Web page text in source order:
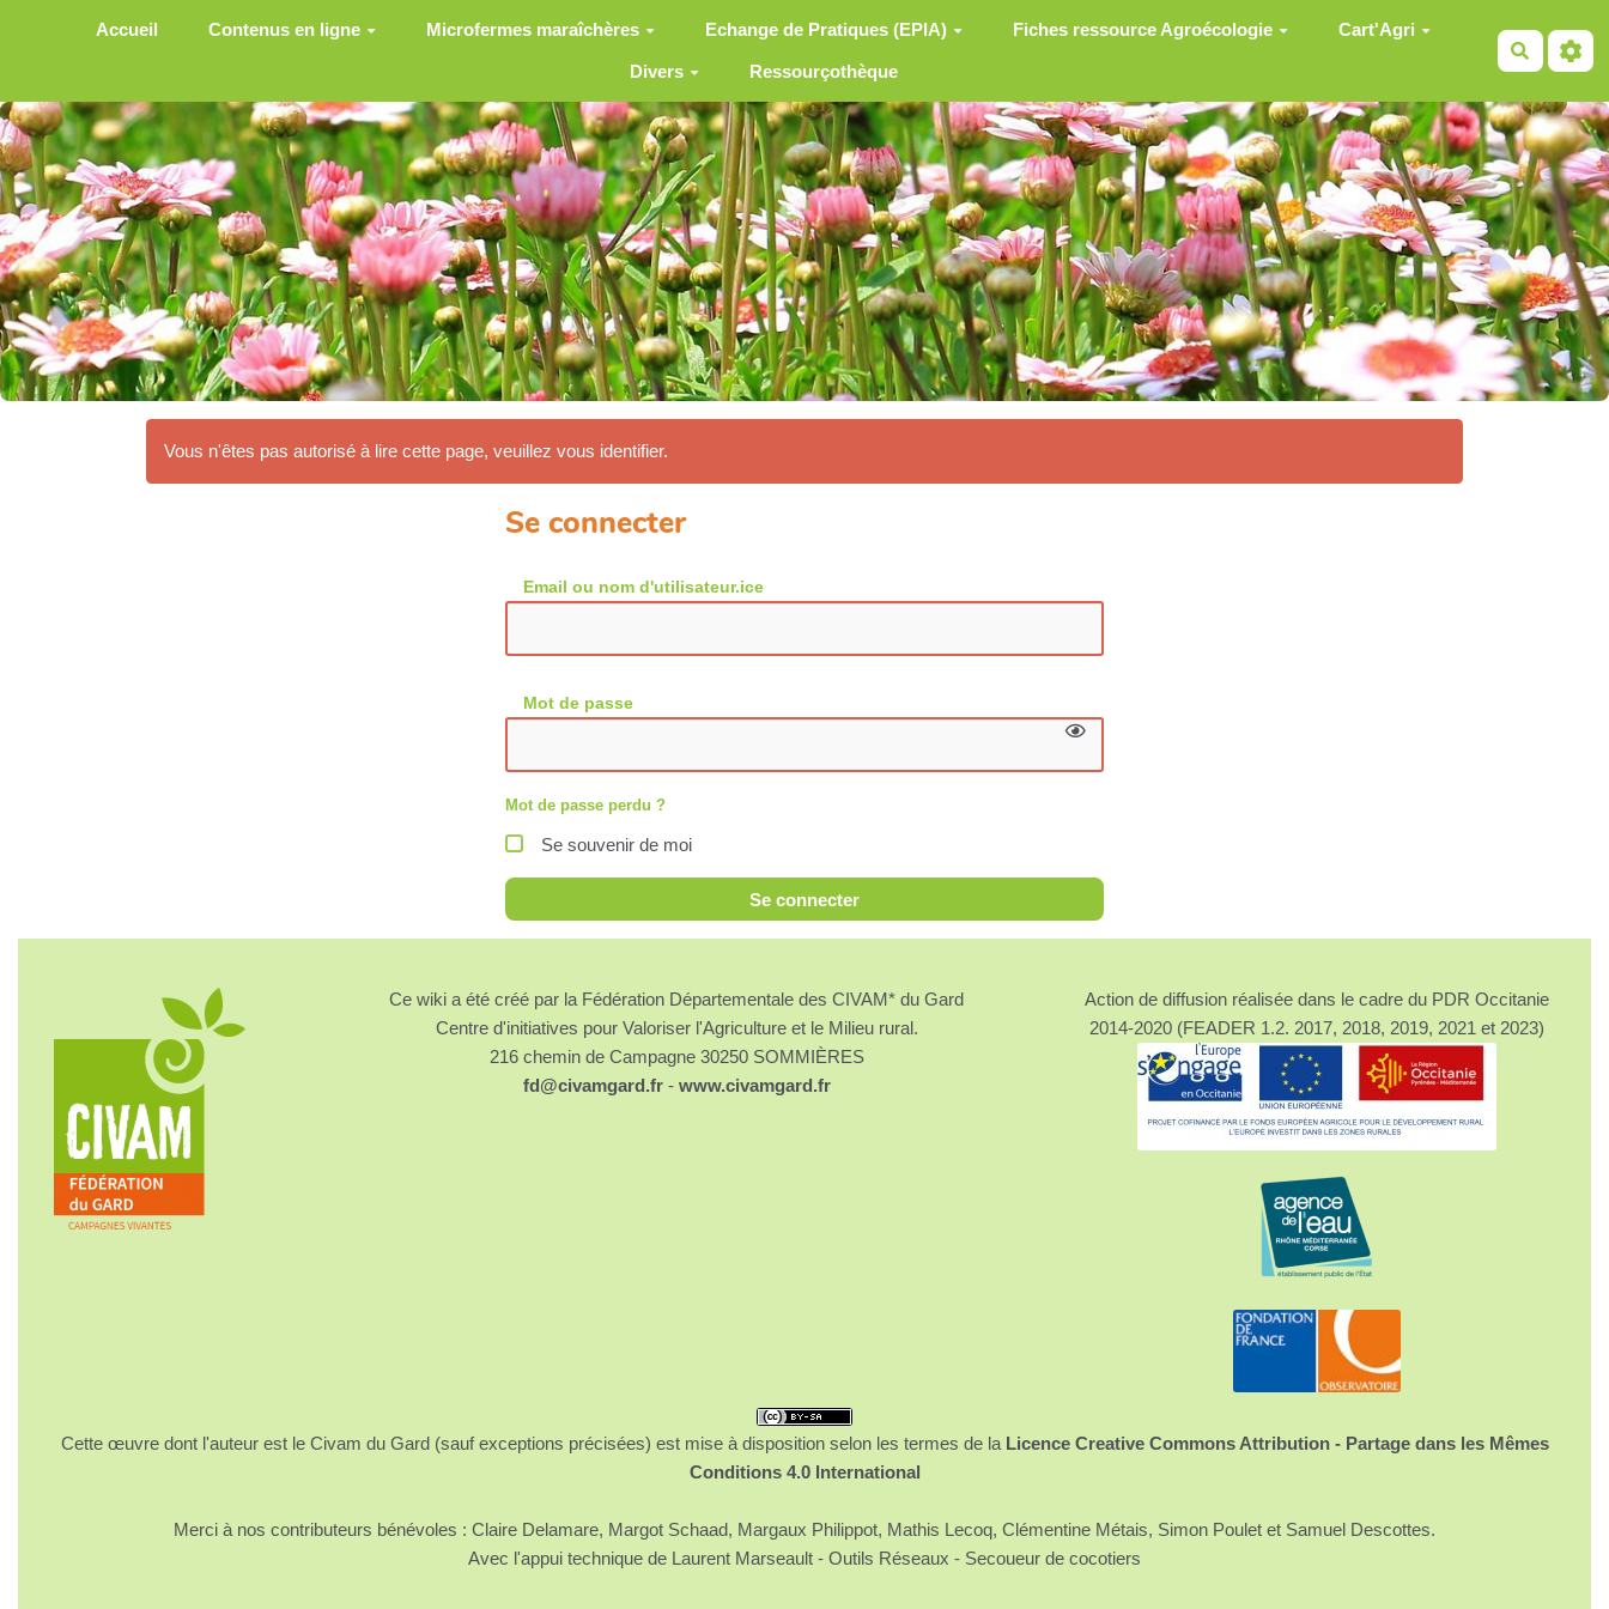
Aller au contenu principal
Accueil Contenus en ligne Microfermes maraîchères Echange de Pratiques (EPIA) Fiches ressource Agroécologie Cart'Agri
Divers Ressourçothèque
Vous n'êtes pas autorisé à lire cette page, veuillez vous identifier.
Se connecter
Email ou nom d'utilisateur.ice
Mot de passe
Mot de passe perdu ?
Se souvenir de moi
Se connecter
Ce wiki a été créé par la Fédération Départementale des CIVAM* du Gard
Centre d'initiatives pour Valoriser l'Agriculture et le Milieu rural.
216 chemin de Campagne 30250 SOMMIÈRES
fd@civamgard.fr- www.civamgard.fr
Action de diffusion réalisée dans le cadre du PDR Occitanie
2014-2020 (FEADER 1.2. 2017, 2018, 2019, 2021 et 2023)
Cette œuvre dont l'auteur est le Civam du Gard (sauf exceptions précisées) est mise à disposition selon les termes de la Licence Creative Commons Attribution - Partage dans les Mêmes
Conditions 4.0 International
Merci à nos contributeurs bénévoles : Claire Delamare, Margot Schaad, Margaux Philippot, Mathis Lecoq, Clémentine Métais, Simon Poulet et Samuel Descottes.
Avec l'appui technique de Laurent Marseault - Outils Réseaux - Secoueur de cocotiers